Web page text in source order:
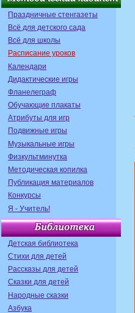
Праздничные стенгазеты
Всё для детского сада
Всё для школы
Расписание уроков
Календари
Дидактические игры
Фланелеграф
Обучающие плакаты
Атрибуты для игр
Подвижные игры
Музыкальные игры
Физкультминутка
Методическая копилка
Публикация материалов
Конкурсы
Я - Учитель!
Детская библиотека
Стихи для детей
Рассказы для детей
Сказки для детей
Народные сказки
Азбука